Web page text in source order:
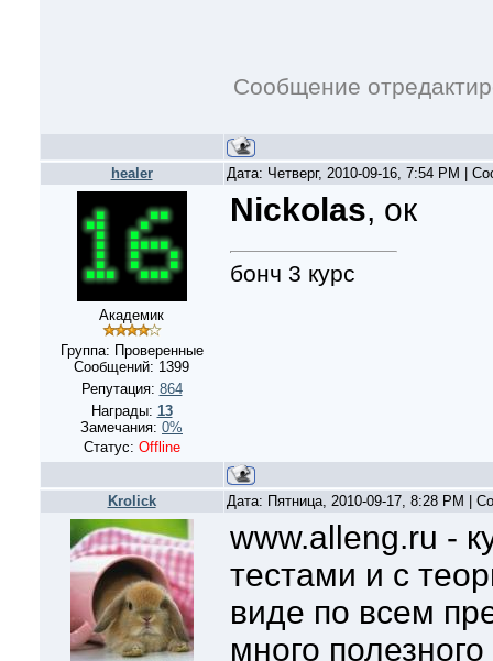
Сообщение
healer Дата: Четверг, 2010-09-16, 7:54 PM |
Академик
Группа: Проверенные
Сообщений: 1399
Репутация: 864
Награды: 13
Замечания: 0%
Статус: Offline
Nickolas, ок
бонч 3 курс
Krolick Дата: Пятница, 2010-09-17, 8:28 PM |
www.alleng.ru -
тестами и с
виде по всем
много